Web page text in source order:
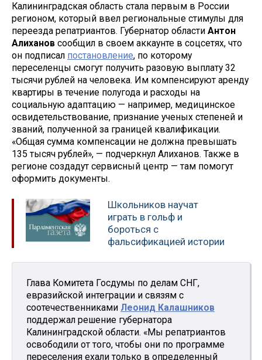
Калининградская область стала первым в России
регионом, который ввел региональные стимулы для
переезда репатриантов. Губернатор области Антон
Алиханов сообщил в своем аккаунте в соцсетях, что
он подписал постановление, по которому
переселенцы смогут получить разовую выплату 32
тысячи рублей на человека. Им компенсируют аренду
квартиры в течение полугода и расходы на
социальную адаптацию — например, медицинское
освидетельствование, признание ученых степеней и
званий, полученной за границей квалификации.
«Общая сумма компенсации не должна превышать
135 тысяч рублей», — подчеркнул Алиханов. Также в
регионе создадут сервисный центр — там помогут
оформить документы.
Школьников научат
играть в гольф и
бороться с
фальсификацией истории
Глава Комитета Госдумы по делам СНГ,
евразийской интеграции и связям с
соотечественниками Леонид Калашников
поддержал решение губернатора
Калининградской области. «Мы репатриантов
освободили от того, чтобы они по программе
переселения ехали только в определенный